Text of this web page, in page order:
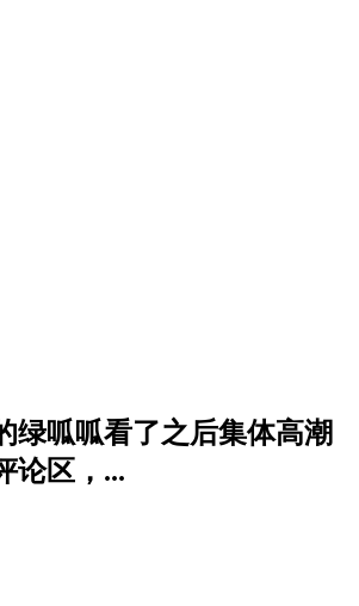
绿呱呱看了之后集体高潮
论区，...